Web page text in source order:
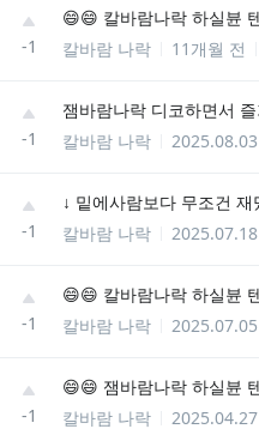
-1
칼바람 나락
11개월 전
-1
칼바람 나락
2025.08.03
-1
칼바람 나락
2025.07.18
-1
칼바람 나락
2025.07.05
-1
칼바람 나락
2025.04.27